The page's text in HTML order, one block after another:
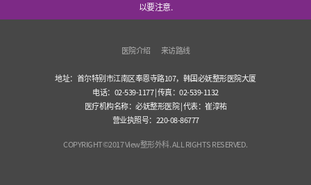
以要注意.
医院介绍 来访路线
地址：首尔特别市江南区奉恩寺路107，韩国必妩整形医院大厦
电话：02-539-1177 | 传真：02-539-1132
医疗机构名称：必妩整形医院 | 代表：崔淳祐
营业执照号：220-08-86777
COPYRIGHT©2017 View整形外科. ALL RIGHTS RESERVED.